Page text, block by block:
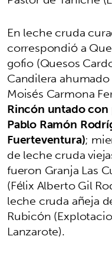
En leche cruda
correspondió a
gofio (Quesos
Candilera
Moisés Carmona
Rincón untado
Pablo Ramón
Fuerteventura);
de leche cruda
fueron Granja Las
(Félix Alberto Gil
leche cruda añeja
Rubicón
Lanzarote).